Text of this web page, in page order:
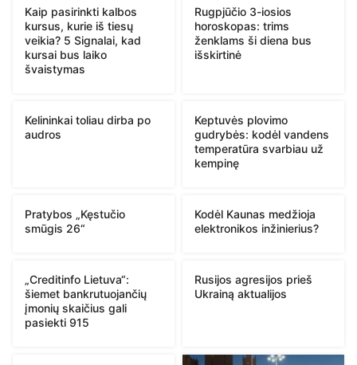
Kaip pasirinkti kalbos
kursus, kurie iš tiesų
veikia? 5 Signalai, kad
kursai bus laiko
švaistymas
Rugpjūčio 3-iosios
horoskopas: trims
ženklams ši diena bus
išskirtinė
Kelininkai toliau dirba po
audros
Keptuvės plovimo
gudrybės: kodėl vandens
temperatūra svarbiau už
kempinę
Pratybos „Kęstučio
smūgis 26“
Kodėl Kaunas medžioja
elektronikos inžinierius?
„Creditinfo Lietuva“:
šiemet bankrutuojančių
įmonių skaičius gali
pasiekti 915
Rusijos agresijos prieš
Ukrainą aktualijos